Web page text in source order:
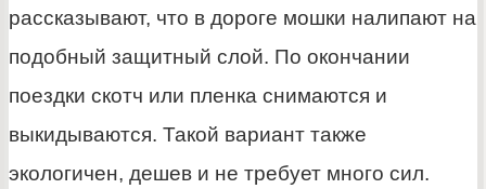
рассказывают, что в дороге мошки налипают на
подобный защитный слой. По окончании
поездки скотч или пленка снимаются и
выкидываются. Такой вариант также
экологичен, дешев и не требует много сил.